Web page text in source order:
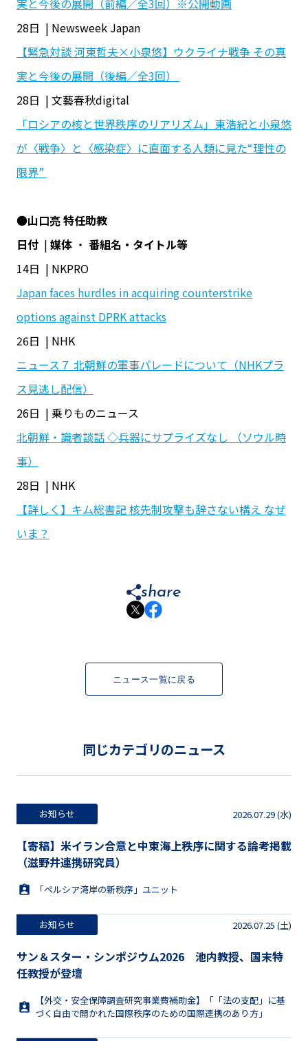
実と今後の展開（前編／全3回）※公開動画
28日 | Newsweek Japan
【緊急対談 河東哲夫×小泉悠】ウクライナ戦争 その真
実と今後の展開（後編／全3回）
28日 | 文藝春秋digital
「ロシアの核と世界秩序のリアリズム」東浩紀と小泉悠
が〈戦争〉と〈感染症〉に直面する人類に見た“理性の
限界”
●山口亮 特任助教
日付 | 媒体 ・ 番組名・タイトル等
14日 | NKPRO
Japan faces hurdles in acquiring counterstrike
options against DPRK attacks
26日 | NHK
ニュース７ 北朝鮮の軍事パレードについて（NHKプラ
ス見逃し配信）
26日 | 乗りものニュース
北朝鮮・識者談話 ◇兵器にサプライズなし （ソウル時
事）
28日 | NHK
【詳しく】キム総書記 核先制攻撃も辞さない構え なぜ
いま？
share
ニュース一覧に戻る
同じカテゴリのニュース
お知らせ 2026.07.29 (水)
【寄稿】米イラン合意と中東海上秩序に関する論考掲載
（滋野井連携研究員）
「ペルシア湾岸の新秩序」ユニット
お知らせ 2026.07.25 (土)
サン＆スター・シンポジウム2026 池内教授、国末特
任教授が登壇
【外交・安全保障調査研究事業費補助金】「「法の支配」に基
づく自由で開かれた国際秩序のための国際連携のあり方」